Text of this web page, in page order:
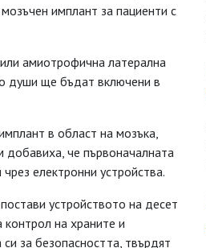
имплант за пациенти с
амиотрофична латерална
души ще бъдат включени в
в област на мозъка,
добавиха, че първоначалната
електронни устройства.
устройството на десет
на храните и
за безопасността, твърдят